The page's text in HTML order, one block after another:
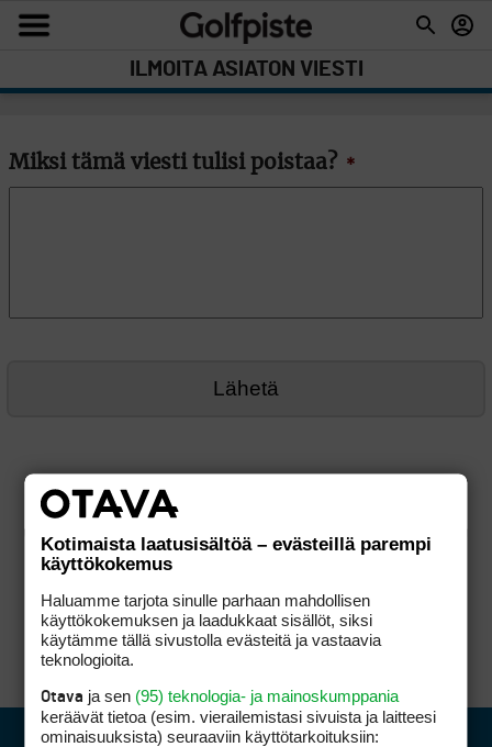
ILMOITA ASIATON VIESTI
Miksi tämä viesti tulisi poistaa? *
Kotimaista laatusisältöä – evästeillä parempi
käyttökokemus
Haluamme tarjota sinulle parhaan mahdollisen
käyttökokemuksen ja laadukkaat sisällöt, siksi
käytämme tällä sivustolla evästeitä ja vastaavia
teknologioita.
Otava ja sen (95) teknologia- ja mainoskumppania
keräävät tietoa (esim. vierailemis­tasi sivuista ja laitteesi
ominaisuuk­sista) seuraaviin käyttötarkoituksiin: